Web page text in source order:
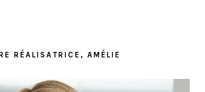
RÉALISATRICE, AMÉLIE